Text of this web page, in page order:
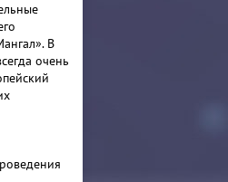
В
очень